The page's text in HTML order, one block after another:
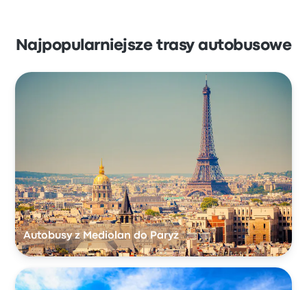
Najpopularniejsze trasy autobusowe
Autobusy z Mediolan do Paryż